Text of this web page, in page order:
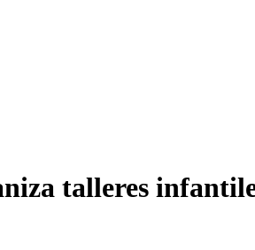
talleres